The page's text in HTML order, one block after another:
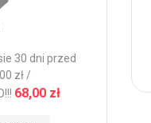
30 dni przed
zł /
68,00 zł